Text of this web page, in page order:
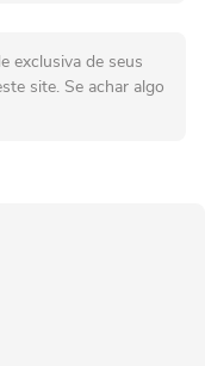
exclusiva de seus
site. Se achar algo